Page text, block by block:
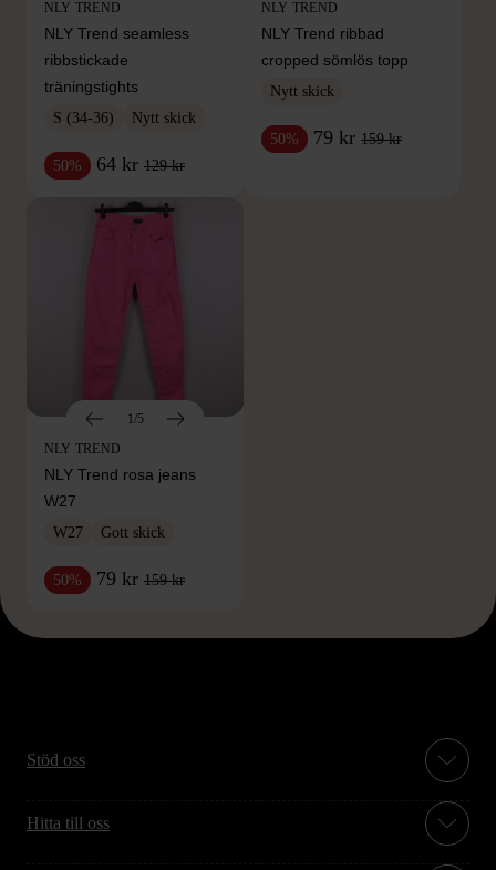
NLY TREND
NLY Trend seamless
ribbstickade
träningstights
S (34-36) Nytt skick
50% 64 kr 129 kr
NLY TREND
NLY Trend ribbad
cropped sömlös topp
Nytt skick
50% 79 kr 159 kr
1/5
NLY TREND
NLY Trend rosa jeans
W27
W27 Gott skick
50% 79 kr 159 kr
Stöd oss
Hitta till oss